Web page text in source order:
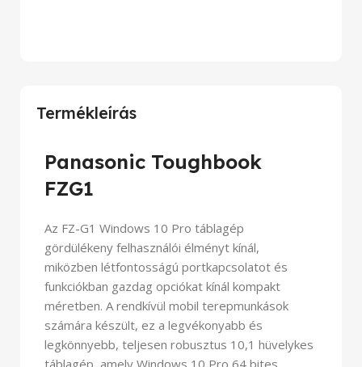
Termékleírás
Panasonic Toughbook
FZG1
Az FZ-G1 Windows 10 Pro táblagép
gördülékeny felhasználói élményt kínál,
miközben létfontosságú portkapcsolatot és
funkciókban gazdag opciókat kínál kompakt
méretben. A rendkívül mobil terepmunkások
számára készült, ez a legvékonyabb és
legkönnyebb, teljesen robusztus 10,1 hüvelykes
táblagép, amely Windows 10 Pro 64 bites